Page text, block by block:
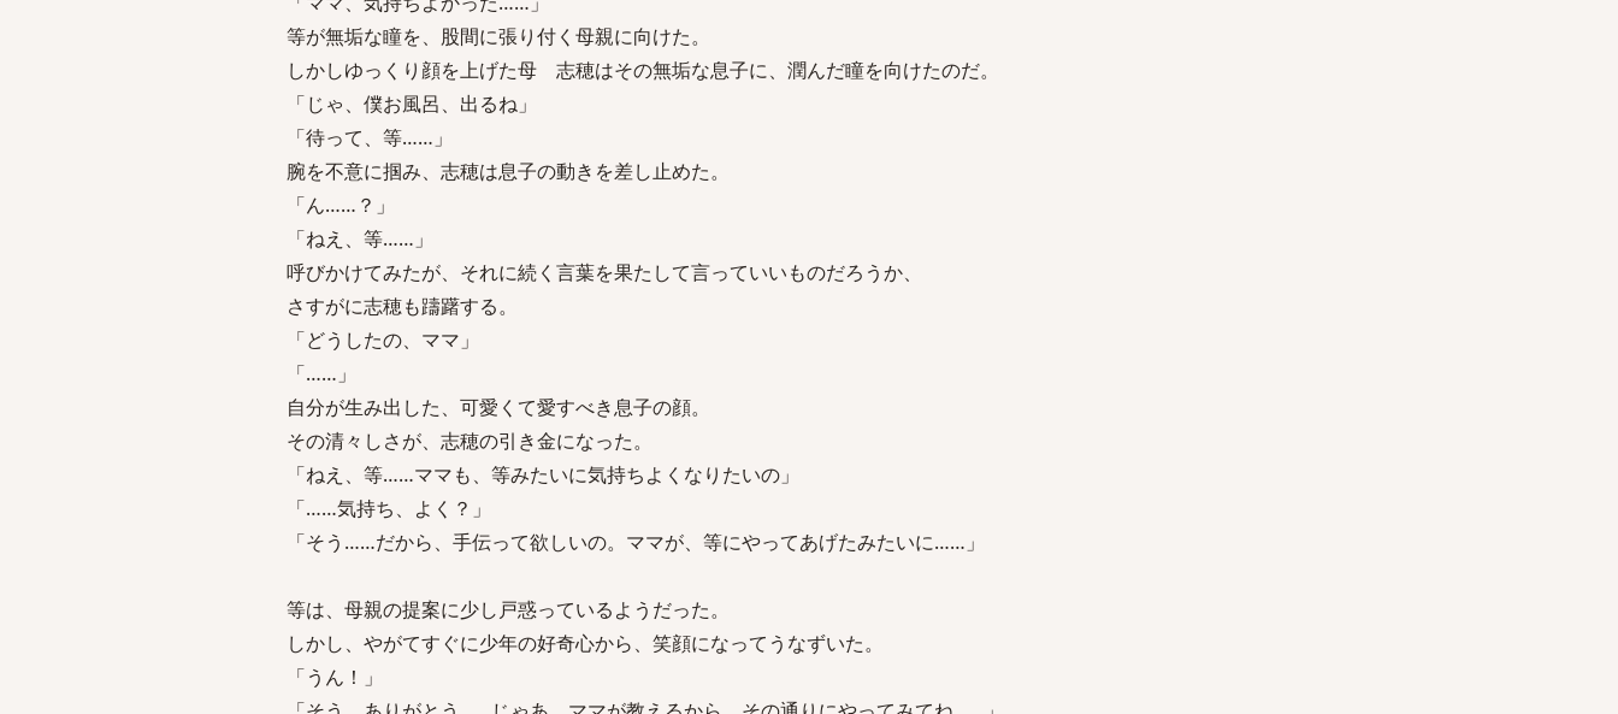
等が無垢な瞳を、股間に張り付く母親に向けた。
しかしゆっくり顔を上げた母 志穂はその無垢な息子に、潤んだ瞳を向けたのだ。
「じゃ、僕お風呂、出るね」
「待って、等……」
腕を不意に掴み、志穂は息子の動きを差し止めた。
「ん……？」
「ねえ、等……」
呼びかけてみたが、それに続く言葉を果たして言っていいものだろうか、
さすがに志穂も躊躇する。
「どうしたの、ママ」
「……」
自分が生み出した、可愛くて愛すべき息子の顔。
その清々しさが、志穂の引き金になった。
「ねえ、等……ママも、等みたいに気持ちよくなりたいの」
「……気持ち、よく？」
「そう……だから、手伝って欲しいの。ママが、等にやってあげたみたいに……」
等は、母親の提案に少し戸惑っているようだった。
しかし、やがてすぐに少年の好奇心から、笑顔になってうなずいた。
「うん！」